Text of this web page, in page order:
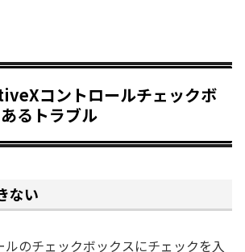
コントロールチェックボ
るトラブル
ない
のチェックボックスにチェックを入